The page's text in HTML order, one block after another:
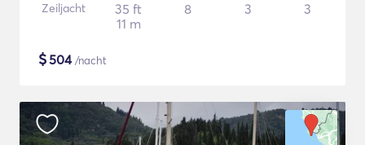
Zeiljacht
35 ft
11 m
8 3 3
$504/nacht